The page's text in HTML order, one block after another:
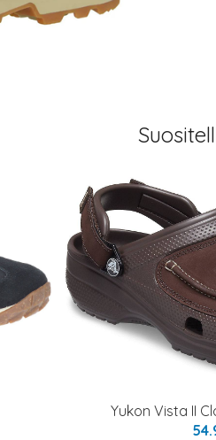
Yukon Vista II